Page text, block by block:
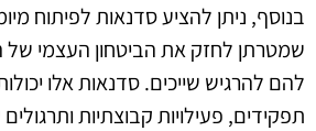
בנוסף, ניתן להציע סדנאות לפיתוח
שמטרתן לחזק את הביטחון העצמי של
להם להרגיש שייכים. סדנאות אלו
תפקידים, פעילויות קבוצתיות